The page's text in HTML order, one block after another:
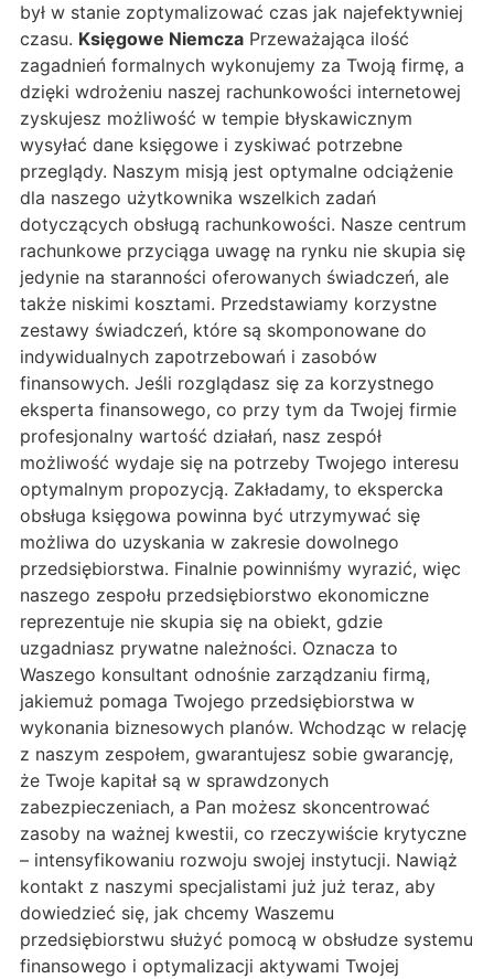
był w stanie zoptymalizować czas jak najefektywniej
czasu. Księgowe Niemcza Przeważająca ilość
zagadnień formalnych wykonujemy za Twoją firmę, a
dzięki wdrożeniu naszej rachunkowości internetowej
zyskujesz możliwość w tempie błyskawicznym
wysyłać dane księgowe i zyskiwać potrzebne
przeglądy. Naszym misją jest optymalne odciążenie
dla naszego użytkownika wszelkich zadań
dotyczących obsługą rachunkowości. Nasze centrum
rachunkowe przyciąga uwagę na rynku nie skupia się
jedynie na staranności oferowanych świadczeń, ale
także niskimi kosztami. Przedstawiamy korzystne
zestawy świadczeń, które są skomponowane do
indywidualnych zapotrzebowań i zasobów
finansowych. Jeśli rozglądasz się za korzystnego
eksperta finansowego, co przy tym da Twojej firmie
profesjonalny wartość działań, nasz zespół
możliwość wydaje się na potrzeby Twojego interesu
optymalnym propozycją. Zakładamy, to ekspercka
obsługa księgowa powinna być utrzymywać się
możliwa do uzyskania w zakresie dowolnego
przedsiębiorstwa. Finalnie powinniśmy wyrazić, więc
naszego zespołu przedsiębiorstwo ekonomiczne
reprezentuje nie skupia się na obiekt, gdzie
uzgadniasz prywatne należności. Oznacza to
Waszego konsultant odnośnie zarządzaniu firmą,
jakiemuż pomaga Twojego przedsiębiorstwa w
wykonania biznesowych planów. Wchodząc w relację
z naszym zespołem, gwarantujesz sobie gwarancję,
że Twoje kapitał są w sprawdzonych
zabezpieczeniach, a Pan możesz skoncentrować
zasoby na ważnej kwestii, co rzeczywiście krytyczne
– intensyfikowaniu rozwoju swojej instytucji. Nawiąż
kontakt z naszymi specjalistami już już teraz, aby
dowiedzieć się, jak chcemy Waszemu
przedsiębiorstwu służyć pomocą w obsłudze systemu
finansowego i optymalizacji aktywami Twojej